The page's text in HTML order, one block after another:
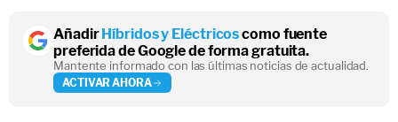
AñadirHíbridos y Eléctricoscomo fuente
preferida de Google de forma gratuita.
Mantente informado con las últimas noticias de actualidad.
ACTIVAR AHORA